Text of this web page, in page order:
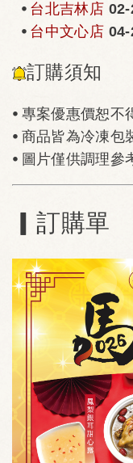
⦁ 台北吉林店
⦁ 台中文心店
訂購須知
⦁ 專案優惠價恕不
⦁ 商品皆為冷凍包
⦁ 圖片僅供調理參
▎訂購單